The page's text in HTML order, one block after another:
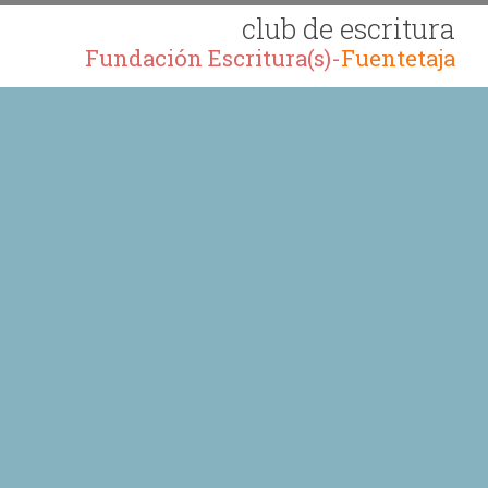
club de escritura
Fundación Escritura(s)-Fuentetaja